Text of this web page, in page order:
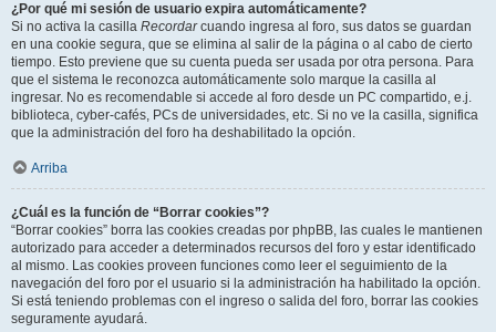
¿Por qué mi sesión de usuario expira automáticamente?
Si no activa la casilla Recordarcuando ingresa al foro, sus datos se guardan
en una cookie segura, que se elimina al salir de la página o al cabo de cierto
tiempo. Esto previene que su cuenta pueda ser usada por otra persona. Para
que el sistema le reconozca automáticamente solo marque la casilla al
ingresar. No es recomendable si accede al foro desde un PC compartido, e.j.
biblioteca, cyber-cafés, PCs de universidades, etc. Si no ve la casilla, significa
que la administración del foro ha deshabilitado la opción.
Arriba
¿Cuál es la función de “Borrar cookies”?
“Borrar cookies” borra las cookies creadas por phpBB, las cuales le mantienen
autorizado para acceder a determinados recursos del foro y estar identificado
al mismo. Las cookies proveen funciones como leer el seguimiento de la
navegación del foro por el usuario si la administración ha habilitado la opción.
Si está teniendo problemas con el ingreso o salida del foro, borrar las cookies
seguramente ayudará.